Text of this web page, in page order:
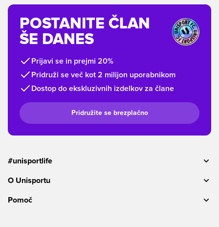
POSTANITE ČLAN
ŠE DANES
Prijavi se in prejmi 20%
Pridruži se več kot 2 milijon uporabnikom
Dostop do ekskluzivnih izdelkov za člane
Pridružite se brezplačno
#unisportlife
O Unisportu
Pomoč